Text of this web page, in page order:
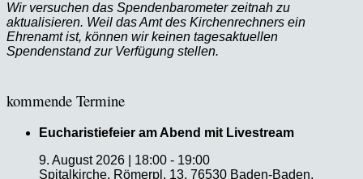
Wir versuchen das Spendenbarometer zeitnah zu
aktualisieren. Weil das Amt des Kirchenrechners ein
Ehrenamt ist, können wir keinen tagesaktuellen
Spendenstand zur Verfügung stellen.
kommende Termine
Eucharistiefeier am Abend mit Livestream
9. August 2026
18:00 - 19:00
Spitalkirche, Römerpl. 13, 76530 Baden-Baden,